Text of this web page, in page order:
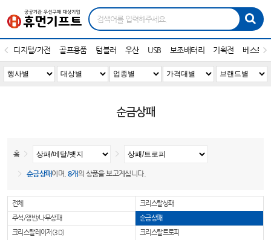
디지털/가전 골프용품 텀블러 우산 USB 보조배터리 기획전 베스트
순금상패
홈
순금상패이며,8개의 상품을 보고계십니다.
전체
크리스탈상패
주석/쟁반/나무상패
순금상패
크리스탈레이저(3D)
크리스탈트로피